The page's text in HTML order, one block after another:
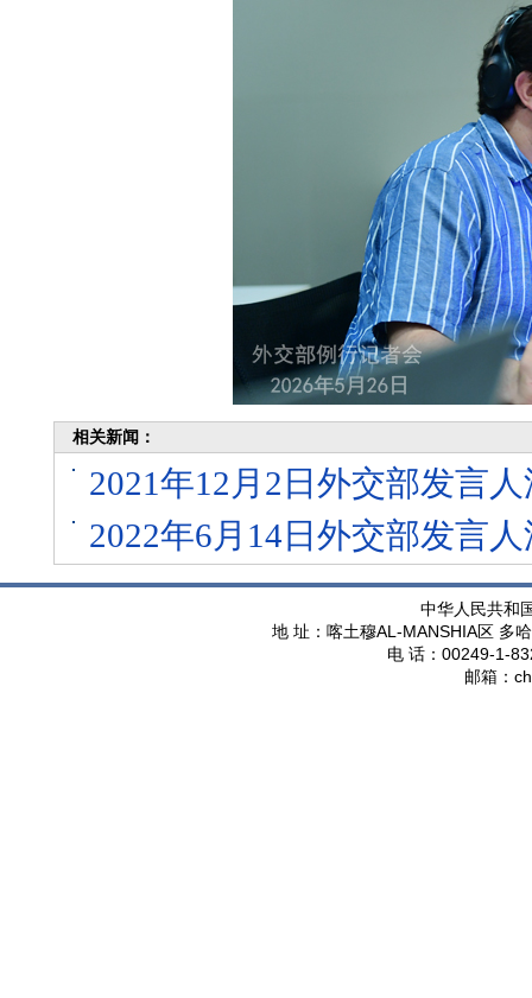
相关新闻：
2021年12月2日外交部发言
2022年6月14日外交部发言
中华人民共和
地 址：喀土穆AL-MANSHIA区 多
电 话： 00249-1-
邮箱：